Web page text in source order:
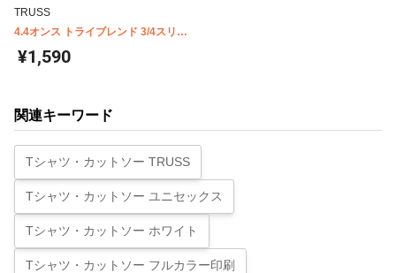
TRUSS
4.4オンス トライブレンド 3/4スリー
¥1,590
関連キーワード
Tシャツ・カットソー TRUSS
Tシャツ・カットソー ユニセックス
Tシャツ・カットソー ホワイト
Tシャツ・カットソー フルカラー印刷